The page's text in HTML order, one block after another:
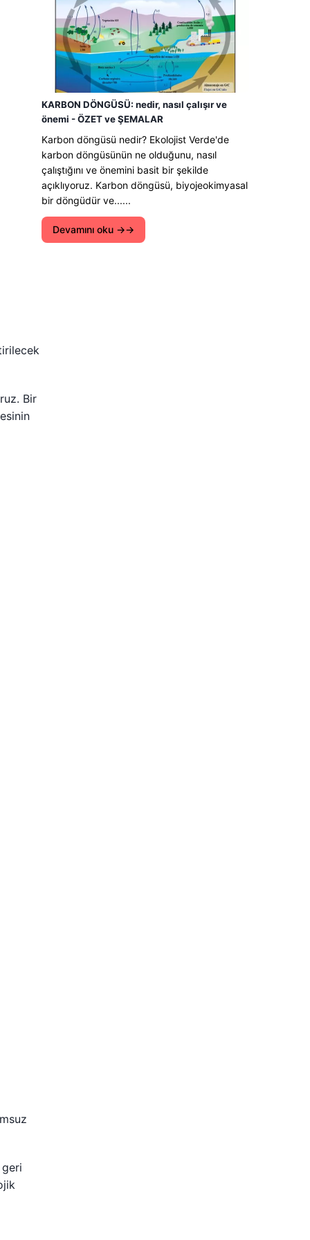
Bir
KARBON DÖNGÜSÜ: nedir, nasıl çalışır ve
önemi - ÖZET ve ŞEMALAR
Karbon döngüsü nedir? Ekolojist Verde'de
karbon döngüsünün ne olduğunu, nasıl
çalıştığını ve önemini basit bir şekilde
açıklıyoruz. Karbon döngüsü, biyojeokimyasal
bir döngüdür ve......
Devamını oku →